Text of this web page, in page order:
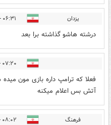
یزدان ۰۶:۳۱ - ۱۴۰۵/۰۳/۲۱
درشته هاشو گذاشته برا بعد
۰۷:۲۰ - ۱۴۰۵/۰۳/۲۱
فعلا که ترامپ داره بازی مون
آتش بس اعلام میکنه
فرهنگ ۰۸:۰۲ - ۱۴۰۵/۰۳/۲۱